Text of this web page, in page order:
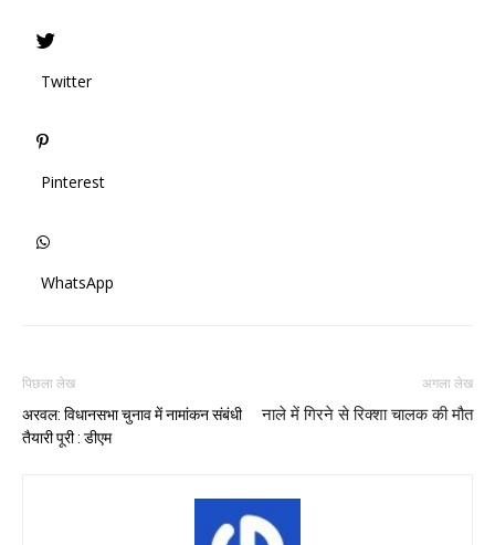
Twitter
Pinterest
WhatsApp
पिछला लेख
अरवल: विधानसभा चुनाव में नामांकन संबंधी
तैयारी पूरी : डीएम
अगला लेख
नाले में गिरने से रिक्शा चालक की मौत